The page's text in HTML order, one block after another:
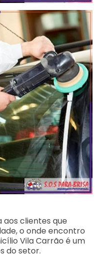
clientes que
o onde encontro
Vila Carrão é um
do setor.